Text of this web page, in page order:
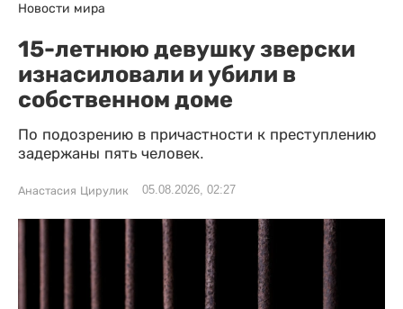
Новости мира
15-летнюю девушку зверски
изнасиловали и убили в
собственном доме
По подозрению в причастности к преступлению
задержаны пять человек.
Анастасия Цирулик 05.08.2026, 02:27